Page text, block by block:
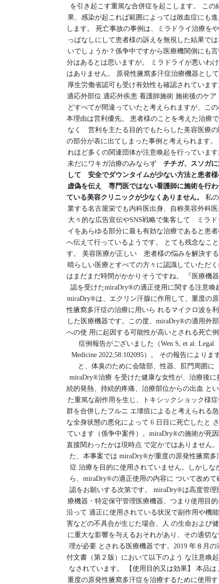
を引き起こす重篤な合併症を起こします。 この
果、感染が起これば範囲によっては敗血症にも
します。 死亡事故の事例は、ミラドライ治療を
っぱなしにして患者様の訴えを無視した結果で
いでしょうか？係争中ですから医療機関側にも
分はあるとは思いますが。 ミラドライが悪いわ
はありません。 原発性腋窩多汗症治療機器とし
厚生労働省認可も受け有効性も確認されていま
適応外部位 適応外疾患 看護師施術 施術後のケア
どすべてが間違っていたと考えられますが、こ
本理由は営利優先。 患者様のことを考えた治療
なく 営利を主たる目的でもたらした美容医療の
の部分が表に出てしまった事例と考えられます。
れほど多くの関連団体が注意喚起を行っていま
未だにワキガ治療のみならず チチガ、スソガ
して 安全でダウンタイムが少ない方法と患者
虚偽を伝え 専門医ではない看護師に施術を行わ
ている美容クリニックが少なくありません。
私
業する名古屋栄でも内科医出身、自称美容外科
大々的な広告宣伝やSNS戦略で集客して ミラド
イをあらゆる部分に最も有効な治療であると患
へ伝えて行っているようです。 とても残念なこ
す。 美容医療が正しい 患者様の悩みを解決す
晴らしい医療とすべての方々に認識していただ
はまだまだ時間がかかりそうですね。 『医療機
認を受けたmiraDry®の適正使用に関する注意喚
miraDry®は、エクリン汗腺に作用して、重度の
性腋窩多汗症の治療に用いら れるマイクロ波を
した医療機器です。この度、miraDry®の適用外
への使 用に起因する可能性が高いとされる死亡
症例報告がございました（Wen S, et al. Legal
Medicine 2022;58:102095）。 その報告によりま
と、体臭のために会陰部、性器、肛門周囲に
miraDry®治療 を受けた健康な女性が、治療後に
続的発熱、持続的疼痛、治療部位からの出血 と
た重篤な副作用を生じ、トキシックショック様
群を合併したフルニ エ壊疽によると考えられる
な全身状態の悪化によって 6 日目に死亡したと
ています（係争中案件）。miraDry®の施術が死
直接関わったかは現時点 で定かではありません
た、本事案では miraDry®が重度の原発性腋窩多
症 治療を目的に使用されていません。しかしな
ら、miraDry®の適正使用の内容に ついて改めて
認をお願いする次第です。 miraDry®は高度管理
療機器・特定保守管理医療機器、つまり使用目
沿って 適正に使用されている状況で副作用や機
害などの不具合が生じた場合、人 の生命および
に重大な影響を与えるおそれがあり、その適切
理が必要 とされる医療機器です。2019 年８月の
付文書（第２版）において以下のよう な注意喚
なされています。 【使用目的又は効果】 本品は
重度の原発性腋窩多汗症を治療するために使用